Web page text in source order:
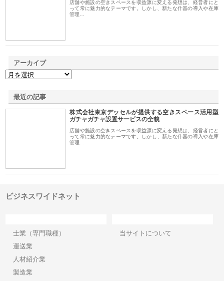
店舗や施設の空きスペースを収益源に変える発想は、経営者にと
って常に魅力的なテーマです。しかし、新たな什器の導入や在庫
管理…
アーカイブ
最近の記事
株式会社東京デッセルが提供する空きスペース活用型
ガチャガチャ設置サービスの全貌
店舗や施設の空きスペースを収益源に変える発想は、経営者にと
って常に魅力的なテーマです。しかし、新たな什器の導入や在庫
管理…
ビジネスワイドネット
士業（専門職種）
運送業
人材紹介業
製造業
当サイトについて